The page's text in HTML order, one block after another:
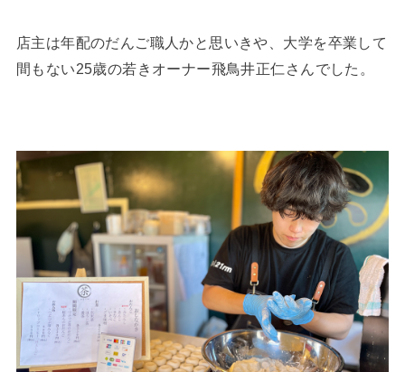
店主は年配のだんご職人かと思いきや、大学を卒業して
間もない25歳の若きオーナー飛鳥井正仁さんでした。